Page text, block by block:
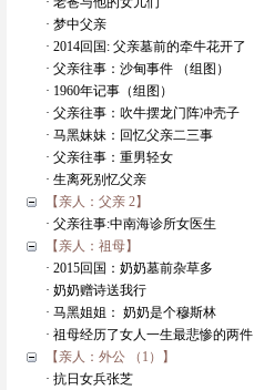
· 梦中父亲
· 2014回国: 父亲墓前的牵牛花开了
· 父亲往事：沙甸事件 （组图）
· 1960年记事（组图）
· 父亲往事：吹牛摆龙门阵冲壳子
· 马黑妹妹：回忆父亲二三事
· 父亲往事：重男轻女
· 生离死别忆父亲
【亲人：父亲 2】
· 父亲往事:中南海诊所女医生
【亲人：祖母】
· 2015回国：奶奶墓前杂草多
· 奶奶赠诗送我行
· 马黑姐姐： 奶奶是个穆斯林
· 祖母经历了女人一生最悲惨的两件
【亲人：外公 （1）】
· 抗日女兵张芝